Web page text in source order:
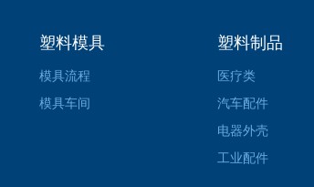
塑料模具
模具流程
模具车间
塑料制品
医疗类
汽车配件
电器外壳
工业配件